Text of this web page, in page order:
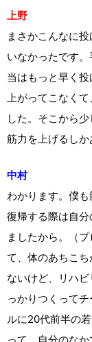
上野
まさかこんなに
いなかったです
当はもっと早く
上がってこなく
した。そこから
筋力を上げるしか
中村
わかります。僕
復帰する際は自
ましたから。（
て、体のあちこ
ないけど、リハ
っかりつくって
ルに20代前半の
って。自分のなか